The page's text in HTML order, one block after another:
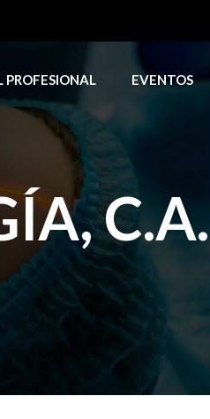
PROFESIONAL EVENTOS
C.A.